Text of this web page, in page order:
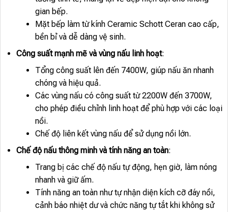
gian bếp.
Mặt bếp làm từ kính Ceramic Schott Ceran cao cấp,
bền bỉ và dễ dàng vệ sinh.
Công suất mạnh mẽ và vùng nấu linh hoạt:
Tổng công suất lên đến 7400W, giúp nấu ăn nhanh
chóng và hiệu quả.
Các vùng nấu có công suất từ 2200W đến 3700W,
cho phép điều chỉnh linh hoạt để phù hợp với các loại
nồi.
Chế độ liên kết vùng nấu để sử dụng nồi lớn.
Chế độ nấu thông minh và tính năng an toàn:
Trang bị các chế độ nấu tự động, hẹn giờ, làm nóng
nhanh và giữ ấm.
Tính năng an toàn như tự nhận diện kích cỡ đáy nồi,
cảnh báo nhiệt dư và chức năng tự tắt khi không sử